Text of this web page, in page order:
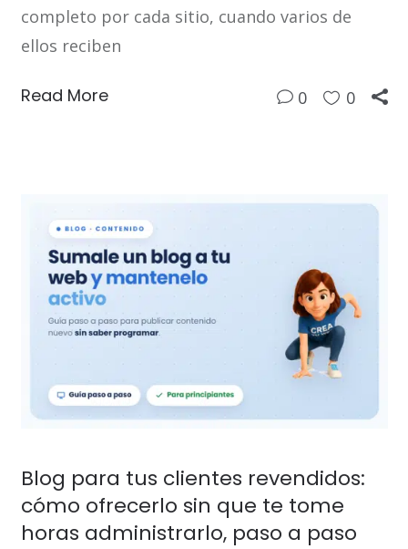
completo por cada sitio, cuando varios de
ellos reciben
Read More 0 0
Blog para tus clientes revendidos:
cómo ofrecerlo sin que te tome
horas administrarlo, paso a paso